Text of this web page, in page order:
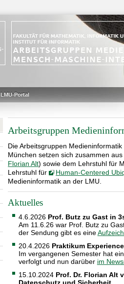
LMU-Portal
Arbeitsgruppen
Die Arbeitsgruppen
München setzen sich zusammen
Florian Alt) sowie dem Lehrstuhl für
Lehrstuhl für
Human-Centered
Medieninformatik an der LMU.
Aktuelles
4.6.2026 Prof. Butz zu Gast in
Am 11.6.26 war Prof. Butz zu
der Sendung gibt es eine
20.4.2026 Praktikum
Im vergangenen Semester hat
verfolgt und nun darüber im
15.10.2024 Prof. Dr. Florian Alt
Datenschutz und Sicherheit